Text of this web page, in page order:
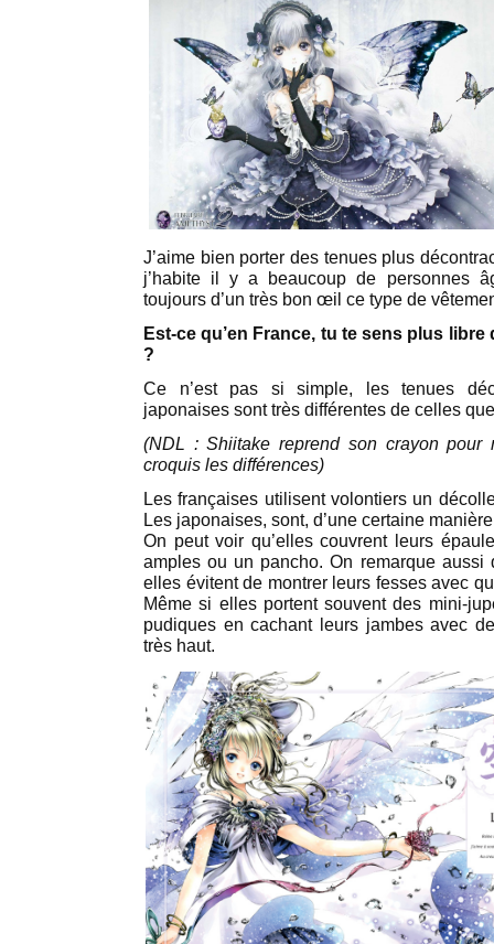
J’aime bien porter des tenues plus
j’habite il y a beaucoup de personnes
toujours d’un très bon œil ce type de
Est-ce qu’en France, tu te sens plus
?
Ce n’est pas si simple, les tenues
japonaises sont très différentes de celles
(NDL : Shiitake reprend son crayon pour
croquis les différences)
Les françaises utilisent volontiers un
Les japonaises, sont, d’une certaine
On peut voir qu’elles couvrent leurs
amples ou un pancho. On remarque aussi
elles évitent de montrer leurs fesses avec
Même si elles portent souvent des mini-
pudiques en cachant leurs jambes avec
très haut.